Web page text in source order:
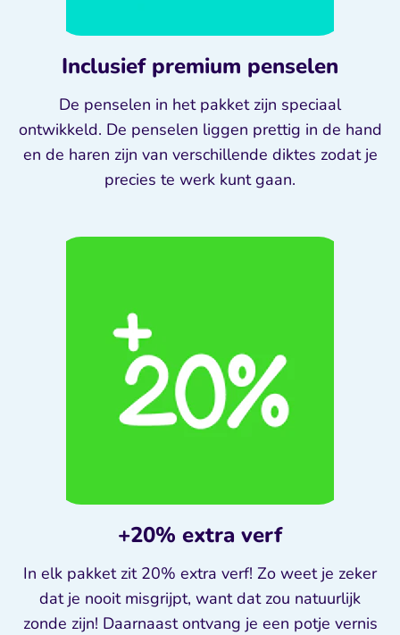
Inclusief premium penselen
De penselen in het pakket zijn speciaal
ontwikkeld. De penselen liggen prettig in de hand
en de haren zijn van verschillende diktes zodat je
precies te werk kunt gaan.
+20% extra verf
In elk pakket zit 20% extra verf! Zo weet je zeker
dat je nooit misgrijpt, want dat zou natuurlijk
zonde zijn! Daarnaast ontvang je een potje vernis